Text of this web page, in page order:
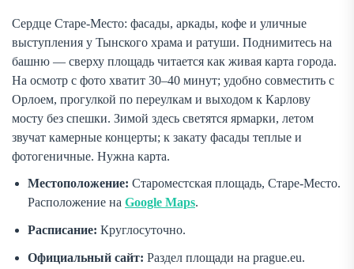
Сердце Старе-Место: фасады, аркады, кофе и уличные
выступления у Тынского храма и ратуши. Поднимитесь на
башню — сверху площадь читается как живая карта города.
На осмотр с фото хватит 30–40 минут; удобно совместить с
Орлоем, прогулкой по переулкам и выходом к Карлову
мосту без спешки. Зимой здесь светятся ярмарки, летом
звучат камерные концерты; к закату фасады теплые и
фотогеничные. Нужна карта.
Местоположение: Староместская площадь, Старе-Место.
Расположение на Google Maps.
Расписание: Круглосуточно.
Официальный сайт: Раздел площади на prague.eu.